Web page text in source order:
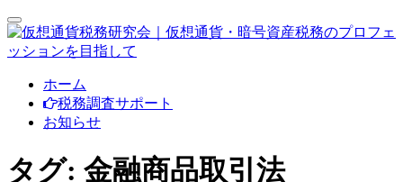
ナ
ビ
ゲ
り
替
ツ
へ
ホーム
税務調査サポート
お知らせ
タグ: 金融商品取引法